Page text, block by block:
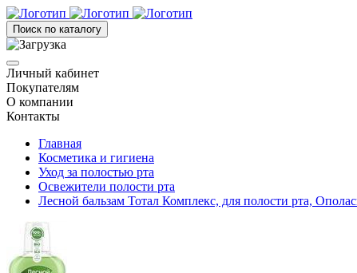
Поиск по каталогу
Личный кабинет
Покупателям
О компании
Контакты
Главная
Косметика и гигиена
Уход за полостью рта
Освежители полости рта
Лесной бальзам Тотал Комплекс, для полости рта,